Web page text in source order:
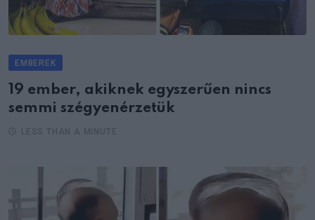
EMBEREK
19 ember, akiknek egyszerűen nincs
semmi szégyenérzetük